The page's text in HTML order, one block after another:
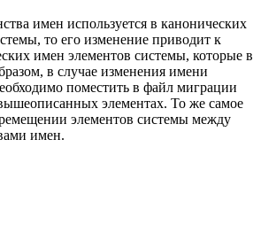
имен используется в канонических
то его изменение приводит к
имен элементов системы, которые в
в случае изменения имени
поместить в файл миграции
элементах. То же самое
элементов системы между
имен.